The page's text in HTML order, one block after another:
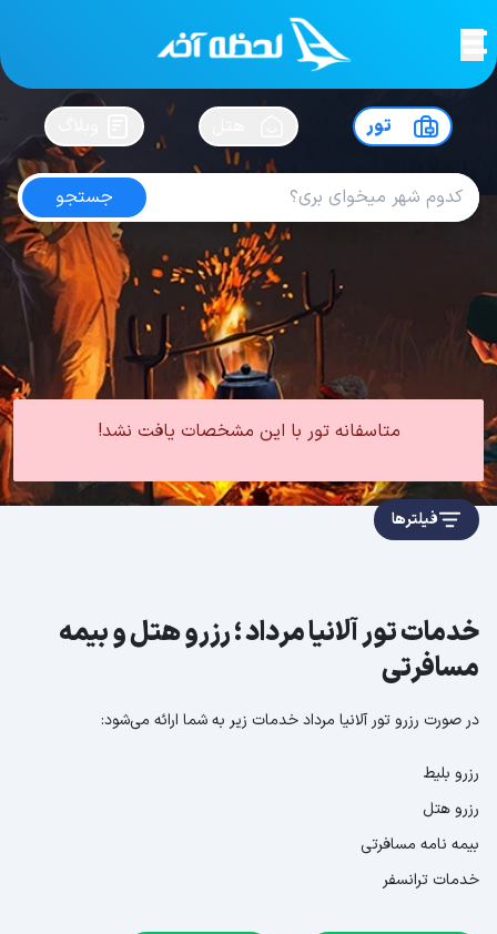
لحظه آخرسفرت رو بساز !
تور
جستجو
تور آلانیا مرداد
4.7 از5| از102 کاربر
تور ترکیه تور آلانیا
تور آلانیا تابستان
متاسفانه تور با این مشخصات یافت نشد!
فیلترها
خدمات تور آلانیا مرداد ؛ رزرو هتل و بیمه
مسافرتی
در صورت رزرو تور آلانیا مرداد خدمات زیر به شما ارائه می‌شود:
رزرو بلیط
رزرو هتل
بیمه نامه مسافرتی
خدمات ترانسفر